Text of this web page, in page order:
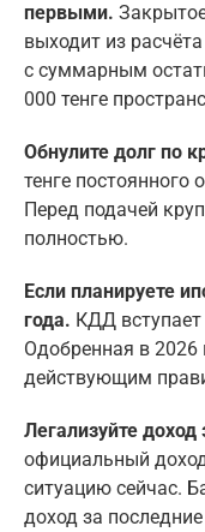
первыми.
выходит из
с суммарным
000 тенге
Обнулите долг по
тенге постоянного
Перед подачей
полностью.
Если планируете
года. КДД вступает
Одобренная в 2026
действующим
Легализуйте
официальный
ситуацию сейчас.
доход за